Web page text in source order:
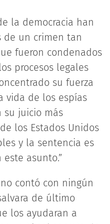
la democracia han
de un crimen tan
fueron condenados
procesos legales
su fuerza
vida de los espías
su juicio más
los Estados Unidos
y la sentencia es
asunto.”
contó con ningún
de último
los ayudaran a